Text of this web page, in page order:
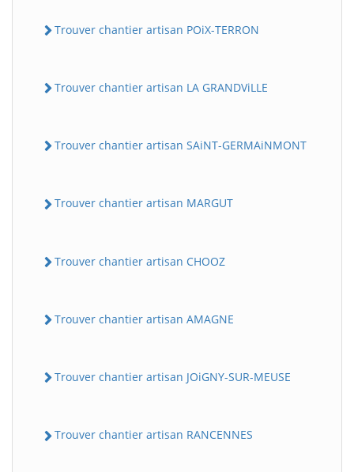
Trouver chantier artisan POiX-TERRON
Trouver chantier artisan LA GRANDViLLE
Trouver chantier artisan SAiNT-GERMAiNMONT
Trouver chantier artisan MARGUT
Trouver chantier artisan CHOOZ
Trouver chantier artisan AMAGNE
Trouver chantier artisan JOiGNY-SUR-MEUSE
Trouver chantier artisan RANCENNES